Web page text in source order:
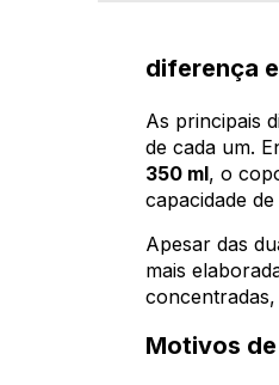
diferença
As principais
de cada um.
350 ml, o
capacidade
Apesar das
mais
Motivos